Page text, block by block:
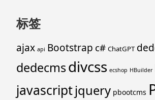
标签
ajax api Bootstrap c# ChatGPT
dedecmsdivcss ecshop HBuilder
javascriptjquery pbootcms